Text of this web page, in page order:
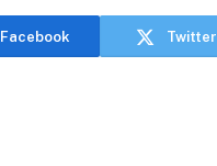
Facebook Twitter